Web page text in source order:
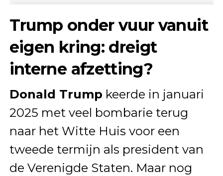
Trump onder vuur vanuit
eigen kring: dreigt
interne afzetting?
Donald Trump keerde in januari
2025 met veel bombarie terug
naar het Witte Huis voor een
tweede termijn als president van
de Verenigde Staten. Maar nog